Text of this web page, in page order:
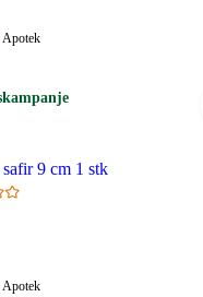
Apotek:
Apotek
9 cm 1 stk
Apotek:
Apotek